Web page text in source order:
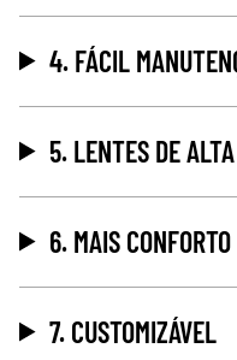
4. FÁCIL
5. LENTES DE
6. MAIS CONFORTO
7. CUSTOMIZÁVEL